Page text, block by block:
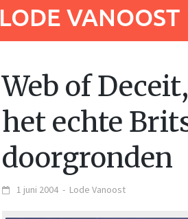
LODE VANOOST
Web of
het echte
doorgronden
1 juni 2004 - Lode Vanoost